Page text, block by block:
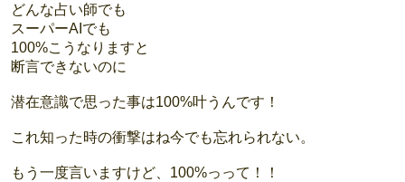
どんな占い師でも
スーパーAIでも
100%こうなりますと
断言できないのに
潜在意識で思った事は100%叶うんです！
これ知った時の衝撃はね今でも忘れられない。
もう一度言いますけど、100%っって！！